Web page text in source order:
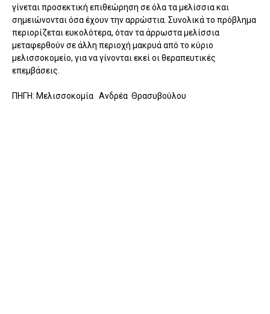
γίνεται προσεκτική επιθεώρηση σε όλα τα μελίσσια και
σημειώνονται όσα έχουν την αρρώστια. Συνολικά το πρόβλημα
περιορίζεται ευκολότερα, όταν τα άρρωστα μελίσσια
μεταφερθούν σε άλλη περιοχή μακρυά από το κύριο
μελισσοκομείο, για να γίνονται εκεί οι θεραπευτικές
επεμβάσεις.
ΠΗΓΗ: Μελισσοκομία Ανδρέα Θρασυβούλου